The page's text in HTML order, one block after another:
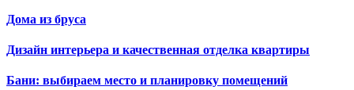
Дома из бруса
Дизайн интерьера и качественная отделка квартиры
Бани: выбираем место и планировку помещений